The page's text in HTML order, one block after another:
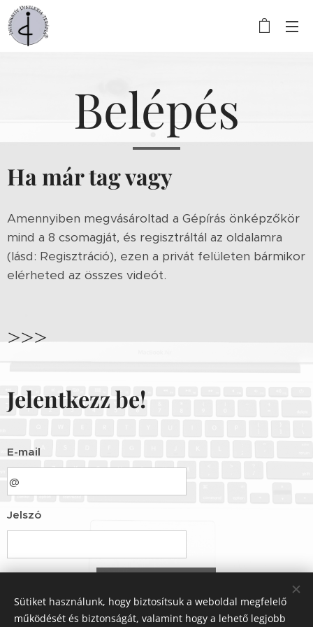
Belépés
Ha már tag vagy
Amennyiben megvásároltad a Gépírás önképzőkör
mind a 8 csomagját, és regisztráltál az oldalamra
(lásd: Regisztráció), ezen a privát felületen bármikor
elérheted az összes videót.
>>>
Jelentkezz be!
E-mail
Jelszó
Sütiket használunk, hogy biztosítsuk a weboldal megfelelő
működését és biztonságát, valamint hogy a lehető legjobb